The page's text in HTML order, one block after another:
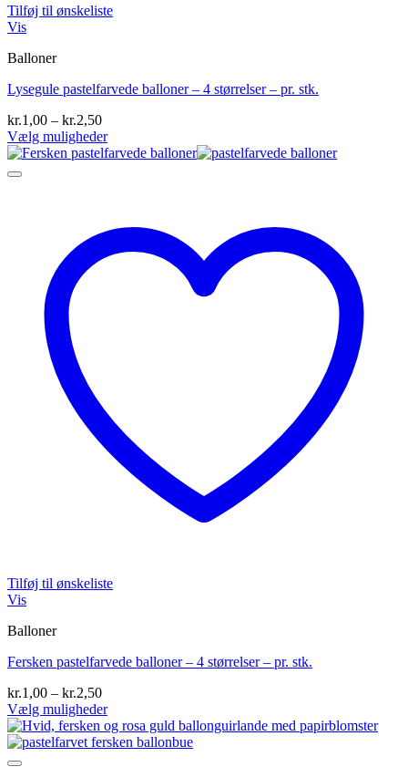
Tilføj til ønskeliste
Vis
Balloner
Lysegule pastelfarvede balloner – 4 størrelser – pr. stk.
kr.1,00 – kr.2,50Prisinterval:
kr.1,00
til
Vælg muligheder
Dette
vare
varesiden
Tilføj til ønskeliste
Vis
Balloner
Fersken pastelfarvede balloner – 4 størrelser – pr. stk.
kr.1,00 – kr.2,50Prisinterval:
kr.1,00
til
kr.2,50
Vælg muligheder
Dette
vare
har